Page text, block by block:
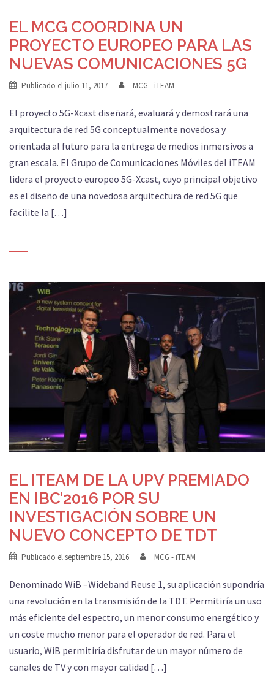
EL MCG COORDINA UN
PROYECTO EUROPEO PARA LAS
NUEVAS COMUNICACIONES 5G
Publicado el julio 11, 2017 MCG - iTEAM
El proyecto 5G-Xcast diseñará, evaluará y demostrará una
arquitectura de red 5G conceptualmente novedosa y
orientada al futuro para la entrega de medios inmersivos a
gran escala. El Grupo de Comunicaciones Móviles del iTEAM
lidera el proyecto europeo 5G-Xcast, cuyo principal objetivo
es el diseño de una novedosa arquitectura de red 5G que
facilite la […]
EL ITEAM DE LA UPV PREMIADO
EN IBC’2016 POR SU
INVESTIGACIÓN SOBRE UN
NUEVO CONCEPTO DE TDT
Publicado elseptiembre 15, 2016 MCG - iTEAM
Denominado WiB –Wideband Reuse 1, su aplicación supondría
una revolución en la transmisión de la TDT. Permitiría un uso
más eficiente del espectro, un menor consumo energético y
un coste mucho menor para el operador de red. Para el
usuario, WiB permitiría disfrutar de un mayor número de
canales de TV y con mayor calidad […]